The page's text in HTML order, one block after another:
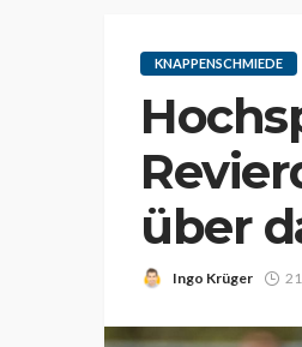
KNAPPENSCHMIEDE
über
Ingo Krüger